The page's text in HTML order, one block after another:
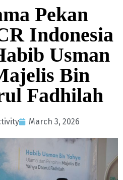
Pekan
Indonesia
Usman
Bin
Fadhilah
March 3, 2026